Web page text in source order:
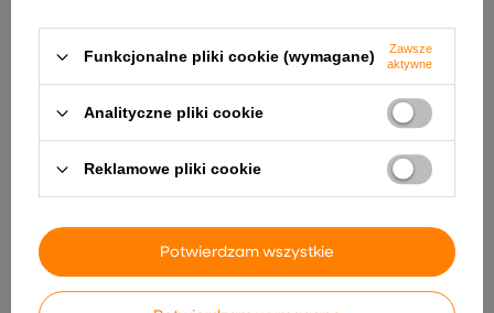
vidaXL Składane krzesła
ogrodowe, 4 szt., poduszki,
27
575,99 zł
3-częściowy zestaw mebli
ogrodowych, brązowy
1 844,99 zł
Funkcjonalne pliki cookie (wymagane)
Zawsze
aktywne
Analityczne pliki cookie
Reklamowe pliki cookie
Potwierdzam wszystkie